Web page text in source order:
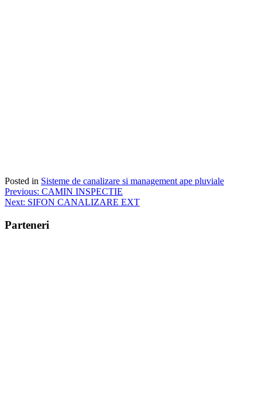
Posted in Sisteme de canalizare si management ape pluviale
Post
navigation
Previous: CAMIN INSPECTIE
Next: SIFON CANALIZARE EXT
Parteneri